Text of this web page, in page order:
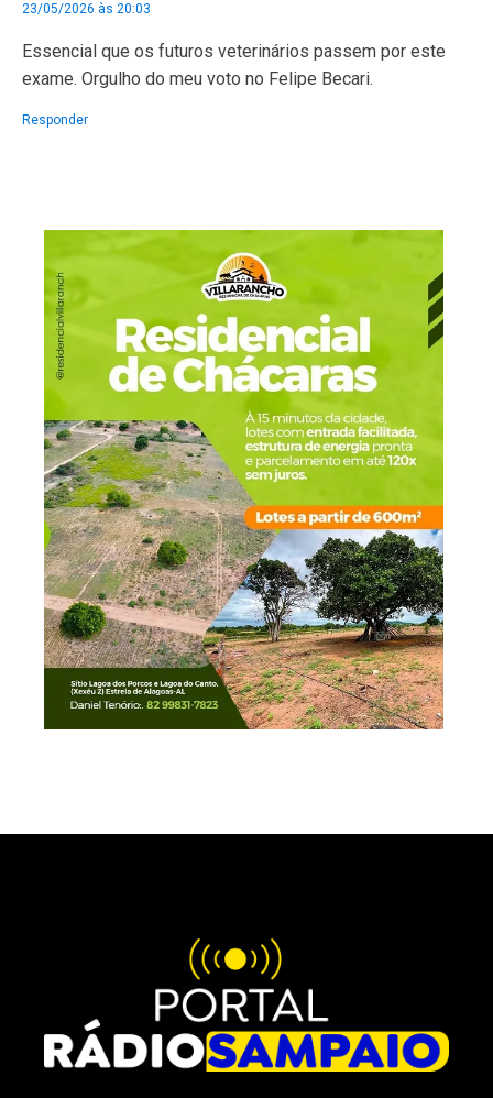
23/05/2026 às 20:03
Essencial que os futuros veterinários passem por este
exame. Orgulho do meu voto no Felipe Becari.
Responder